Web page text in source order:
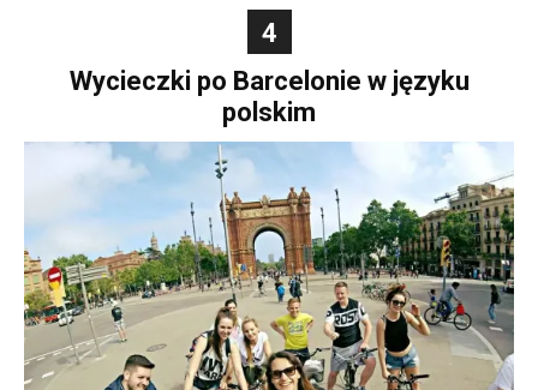
4
Wycieczki po Barcelonie w języku
polskim